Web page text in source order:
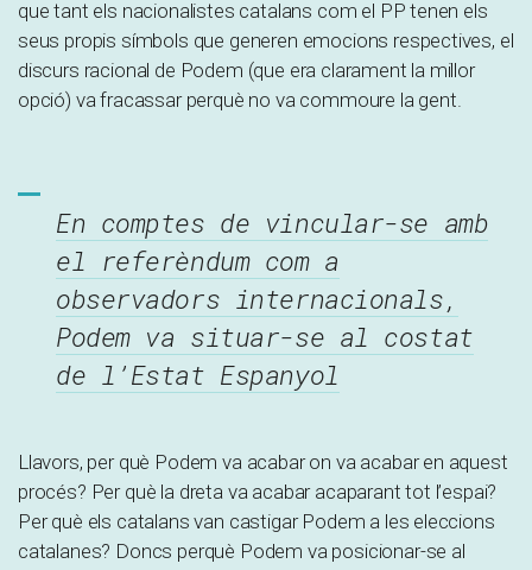
que tant els nacionalistes catalans com el PP tenen els
seus propis símbols que generen emocions respectives, el
discurs racional de Podem (que era clarament la millor
opció) va fracassar perquè no va commoure la gent.
En comptes de vincular-se amb
el referèndum com a
observadors internacionals,
Podem va situar-se al costat
de l’Estat Espanyol
Llavors, per què Podem va acabar on va acabar en aquest
procés? Per què la dreta va acabar acaparant tot l’espai?
Per què els catalans van castigar Podem a les eleccions
catalanes? Doncs perquè Podem va posicionar-se al